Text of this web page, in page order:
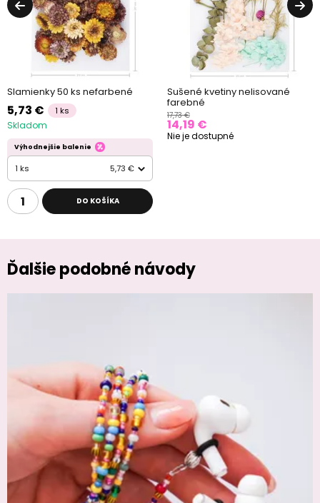
Slamienky 50 ks nefarbené
5,73 € 1 ks
Skladom
Výhodnejšie balenie
1 ks 5,73 €
DO KOŠÍKA
Sušené kvetiny nelisované
farebné
17,73 €
14,19 €
Nie je dostupné
Ďalšie podobné návody